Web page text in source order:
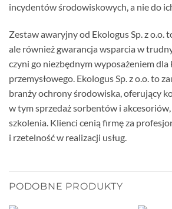
incydentów środowiskowych, a nie do
Zestaw awaryjny od Ekologus Sp. z o.o.
ale również gwarancja wsparcia w
czyni go niezbędnym wyposażeniem dla
przemysłowego. Ekologus Sp. z o.o. to
branży ochrony środowiska, oferujący
w tym sprzedaż sorbentów i
szkolenia. Klienci cenią firmę za
i rzetelność w realizacji usług.
PODOBNE PRODUKTY